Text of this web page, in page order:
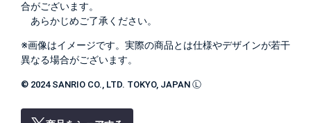
合がございます。
あらかじめご了承ください。
※画像はイメージです。実際の商品とは仕様やデザインが若干
異なる場合がございます。
© 2024 SANRIO CO., LTD. TOKYO, JAPAN Ⓛ